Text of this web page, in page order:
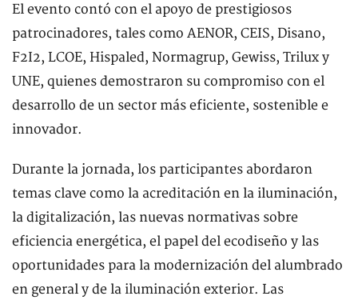
El evento contó con el apoyo de prestigiosos
patrocinadores, tales como AENOR, CEIS, Disano,
F2I2, LCOE, Hispaled, Normagrup, Gewiss, Trilux y
UNE, quienes demostraron su compromiso con el
desarrollo de un sector más eficiente, sostenible e
innovador.
Durante la jornada, los participantes abordaron
temas clave como la acreditación en la iluminación,
la digitalización, las nuevas normativas sobre
eficiencia energética, el papel del ecodiseño y las
oportunidades para la modernización del alumbrado
en general y de la iluminación exterior. Las